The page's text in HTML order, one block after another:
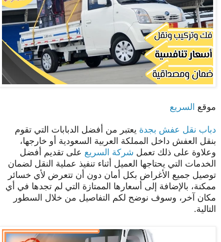
موقع السريع
دباب نقل عفش بجدة يعتبر من أفضل الدبابات التي تقوم
بنقل العفش داخل المملكة العربية السعودية أو خارجها،
وعلاوة على ذلك تعمل شركة السريع على تقديم أفضل
الخدمات التي يحتاجها العميل أثناء تنفيذ عملية النقل لضمان
توصيل جميع الأغراض بكل أمان دون أن تتعرض لأي خسائر
ممكنة، بالإضافة إلى أسعارها الممتازة التي لم تجدها في أي
مكان آخر، وسوف نوضح لكم التفاصيل من خلال السطور
التالية.